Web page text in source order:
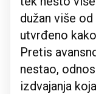
dužan više
utvrđeno
Pretis
nestao,
izdvajanja